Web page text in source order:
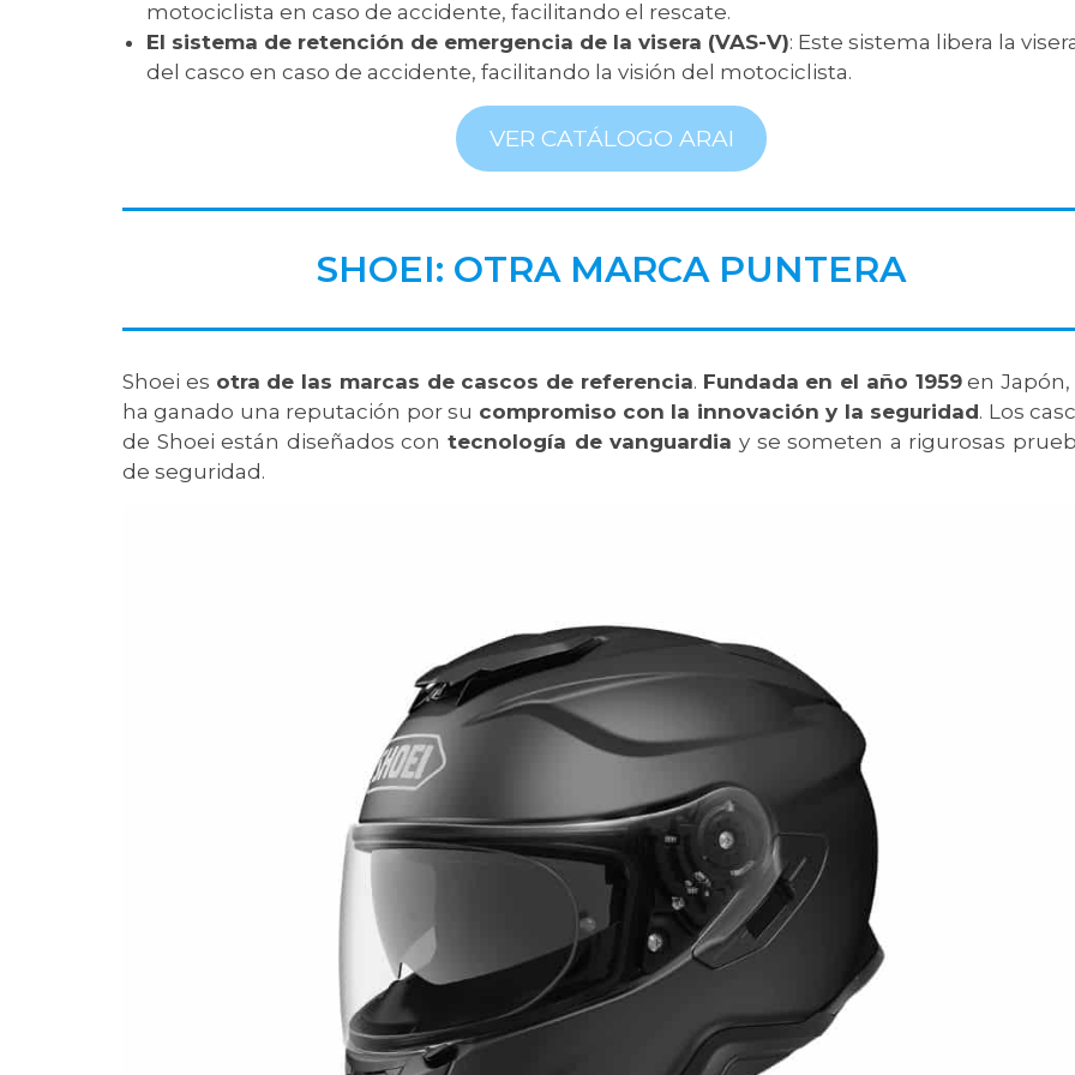
motociclista en caso de accidente, facilitando el rescate.
El sistema de retención de emergencia de la visera (VAS-V): Este sistema libera la
del casco en caso de accidente, facilitando la visión del motociclista.
VER CATÁLOGO ARAI
SHOEI: OTRA MARCA PUNTERA
Shoei es otra de las marcas de cascos de referencia. Fundada en el año 1959en Japón,
ha ganado una reputación por su compromiso con la innovación y la seguridad. Los
de Shoei están diseñados contecnología de vanguardia y se someten a rigurosas
de seguridad.